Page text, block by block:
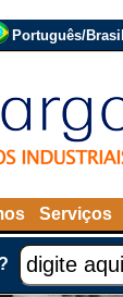
Português/Brasil
Serviços